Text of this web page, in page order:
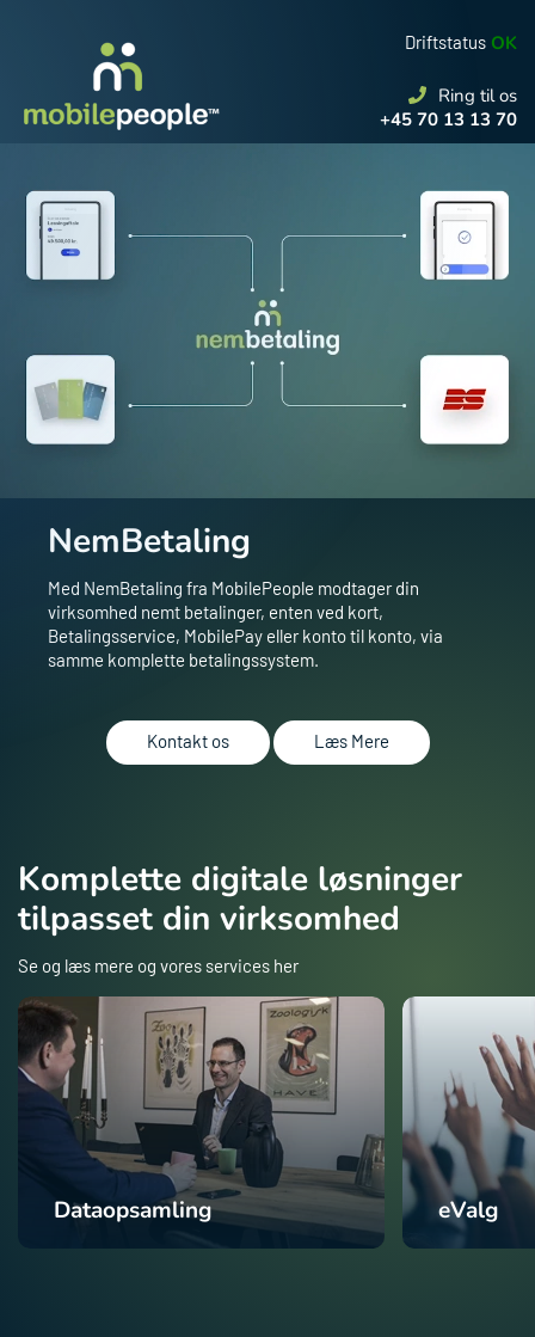
Driftstatus OK
Ring til os
+45 70 13 13 70
NemBetaling
Med NemBetaling fra MobilePeople modtager din
virksomhed nemt betalinger, enten ved kort,
Betalingsservice, MobilePay eller konto til konto, via
samme komplette betalingssystem.
Kontakt os Læs Mere
Komplette digitale løsninger
tilpasset din virksomhed
Se og læs mere og vores services her
Dataopsamling eValg